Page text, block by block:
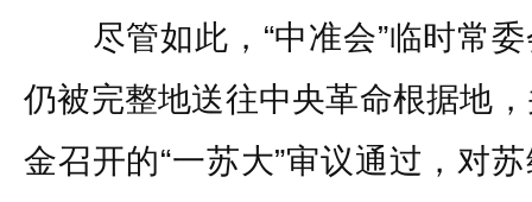
尽管如此，“中准会”临时常委
仍被完整地送往中央革命根据地
金召开的“一苏大”审议通过，对